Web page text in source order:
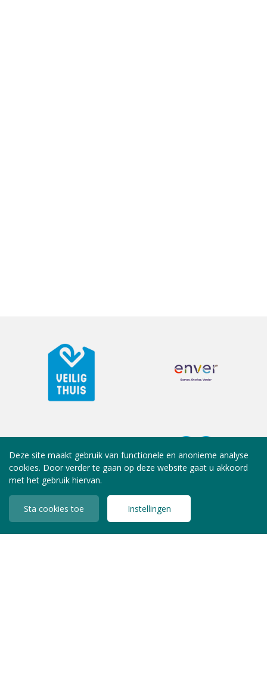
Deze site maakt gebruik van functionele en anonieme analyse
cookies. Door verder te gaan op deze website gaat u akkoord
met het gebruik hiervan.
Sta cookies toe Instellingen